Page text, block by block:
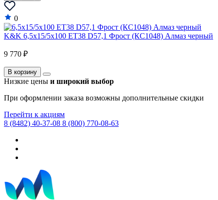
0
K&K 6,5x15/5x100 ET38 D57,1 Фрост (КС1048) Алмаз черный
9 770 ₽
В корзину
Низкие цены и широкий выбор
При оформлении заказа возможны дополнительные скидки
Перейти к акциям
8 (8482) 40-37-08 8 (800) 770-08-63